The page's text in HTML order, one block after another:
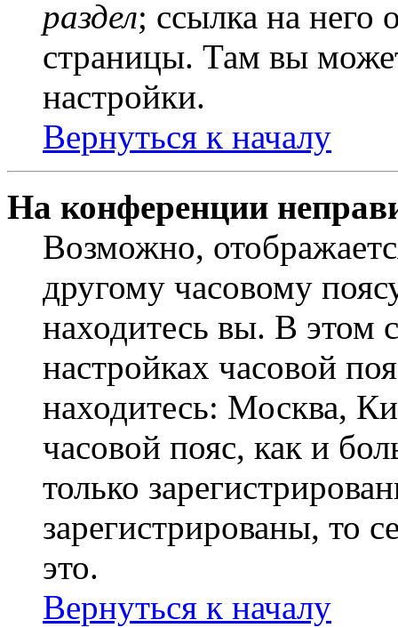
раздел; ссылка на него
страницы. Там вы
настройки.
Вернуться к началу
На конференции
Возможно,
другому часовому
находитесь вы. В этом
настройках часовой
находитесь: Москва,
часовой пояс, как и
только
зарегистрированы, то
это.
Вернуться к началу